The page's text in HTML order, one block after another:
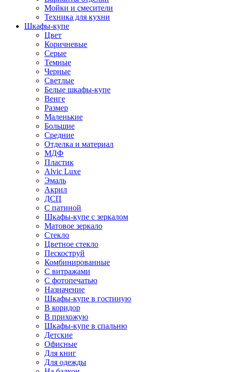
Мойки и смесители
Техника для кухни
Шкафы-купе
Цвет
Коричневые
Серые
Темные
Черные
Светлые
Белые шкафы-купе
Венге
Размер
Маленькие
Большие
Средние
Отделка и материал
МДФ
Пластик
Alvic Luxe
Эмаль
Акрил
ДСП
С патиной
Шкафы-купе с зеркалом
Матовое зеркало
Стекло
Цветное стекло
Пескоструй
Комбинированные
С витражами
С фотопечатью
Назначение
Шкафы-купе в гостиную
В коридор
В прихожую
Шкафы-купе в спальню
Детские
Офисные
Для книг
Для одежды